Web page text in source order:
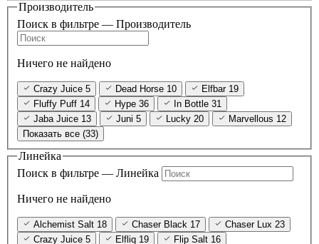
Производитель
Поиск в фильтре — Производитель
Ничего не найдено
Crazy Juice 5 Dead Horse 10 Elfbar 19
Fluffy Puff 14 Hype 36 In Bottle 31
Jaba Juice 13 Juni 5 Lucky 20 Marvellous 12
Показать все (33)
Линейка
Поиск в фильтре — Линейка
Ничего не найдено
Alchemist Salt 18 Chaser Black 17 Chaser Lux 23
Crazy Juice 5 Elfliq 19 Flip Salt 16